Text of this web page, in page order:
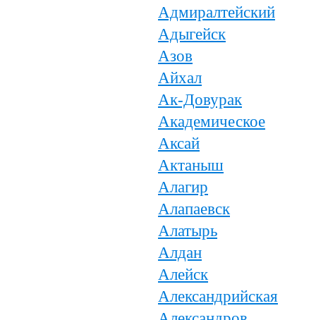
Адмиралтейский
Адыгейск
Азов
Айхал
Ак-Довурак
Академическое
Аксай
Актаныш
Алагир
Алапаевск
Алатырь
Алдан
Алейск
Александрийская